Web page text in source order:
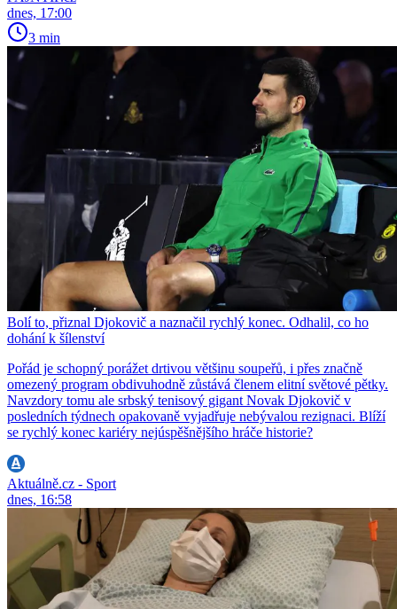
dnes, 17:00
3 min
Bolí to, přiznal Djokovič a naznačil rychlý konec. Odhalil, co ho
dohání k šílenství
Pořád je schopný porážet drtivou většinu soupeřů, i přes značně
omezený program obdivuhodně zůstává členem elitní světové pětky.
Navzdory tomu ale srbský tenisový gigant Novak Djokovič v
posledních týdnech opakovaně vyjadřuje nebývalou rezignaci. Blíží
se rychlý konec kariéry nejúspěšnějšího hráče historie?
Aktuálně.cz - Sport
dnes, 16:58